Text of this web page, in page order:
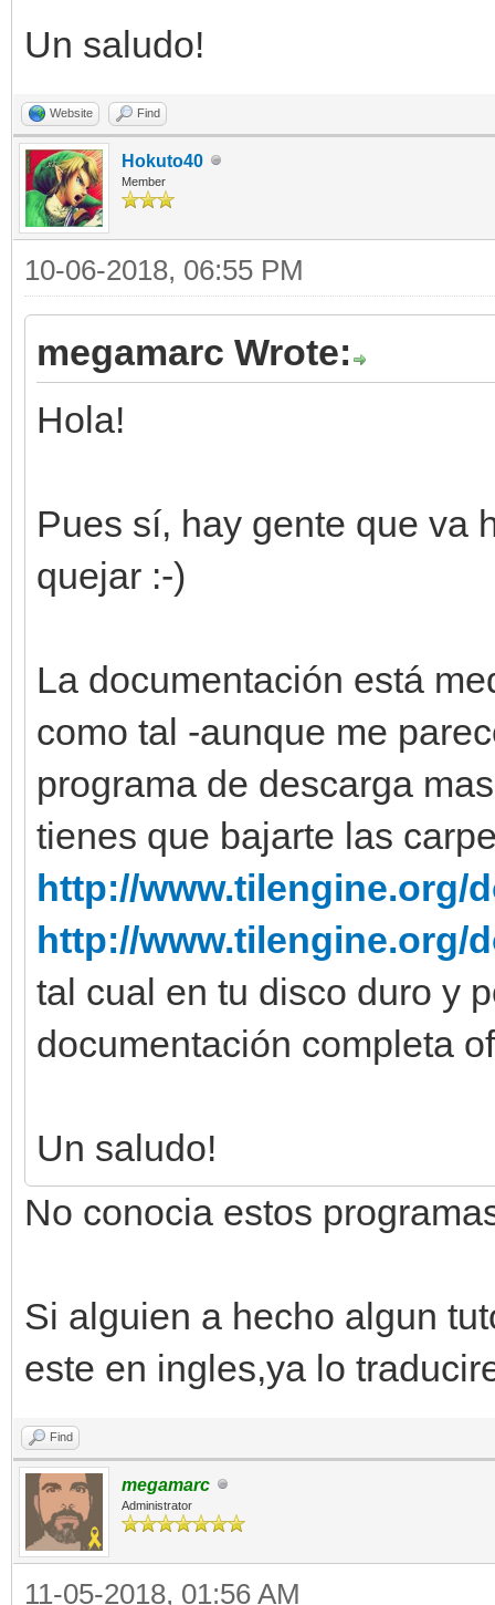
Un saludo!
Website Find
Hokuto40
Member
10-06-2018, 06:55 PM
megamarc Wrote:
Hola!
Pues sí, hay gente que va
quejar :-)
La documentación está
como tal -aunque me
programa de descarga
tienes que bajarte las
http://www.tilengine.org/
http://www.tilengine.org/
tal cual en tu disco duro y
documentación completa
Un saludo!
No conocia estos
Si alguien a hecho algun
este en ingles,ya lo
Find
megamarc
Administrator
11-05-2018, 01:56 AM